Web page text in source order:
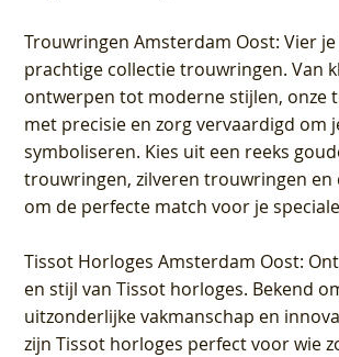
Trouwringen Amsterdam Oost: Vier
prachtige collectie trouwringen. Van
ontwerpen tot moderne stijlen, onze
met precisie en zorg vervaardigd om
symboliseren. Kies uit een reeks
trouwringen, zilveren trouwringen
om de perfecte match voor je
Tissot Horloges Amsterdam Oost:
en stijl van Tissot horloges. Bekend
uitzonderlijke vakmanschap en
zijn Tissot horloges perfect voor wie